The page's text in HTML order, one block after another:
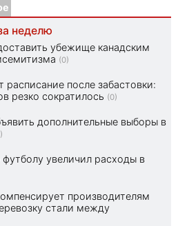
неделю
убежище канадским
(0)
расписание после забастовки:
резко сократилось (0)
дополнительные выборы в
увеличил расходы в
производителям
стали между